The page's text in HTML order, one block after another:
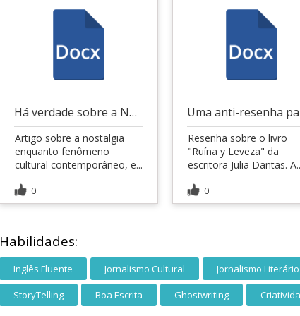
Há verdade sobre a Nostalgia?
Artigo sobre a nostalgia
enquanto fenômeno
cultural contemporâneo, e...
0
Resenha sobre o livro
"Ruína y Leveza" da
escritora Julia Dantas.
0
Habilidades:
Inglês Fluente Jornalismo Cultural Jornalismo Literário
StoryTelling Boa Escrita Ghostwriting